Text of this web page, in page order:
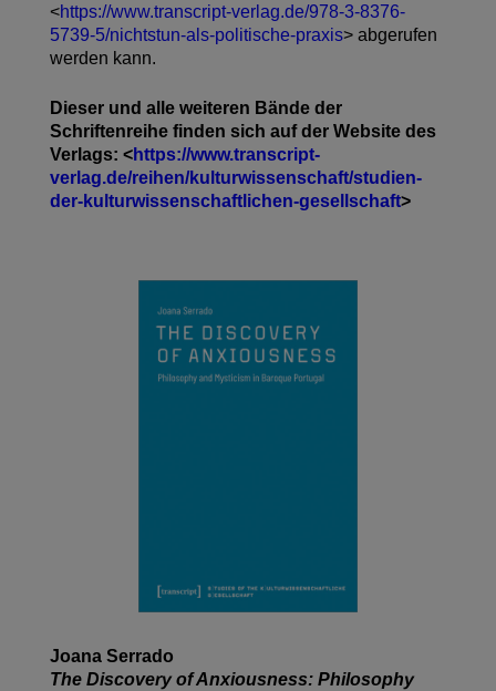
<https://www.transcript-verlag.de/978-3-8376-
5739-5/nichtstun-als-politische-praxis> abgerufen
werden kann.
Dieser und alle weiteren Bände der
Schriftenreihe finden sich auf der Website des
Verlags: <https://www.transcript-
verlag.de/reihen/kulturwissenschaft/studien-
der-kulturwissenschaftlichen-gesellschaft>
Joana Serrado
The Discovery of Anxiousness: Philosophy